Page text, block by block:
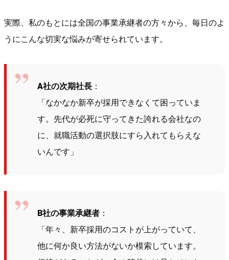
実際、私のもとには全国の事業承継者の方々から、毎日のよ
うにこんな切実な悩みが寄せられています。
A社の次期社長 ：
「なかなか新卒が採用できなくて困っていま
す。先代が必死に守ってきた誇れる会社なの
に、就職活動の選択肢にすら入れてもらえな
いんです」
B社の事業承継者 ：
「年々、新卒採用のコストが上がっていて、
他に何か良い方法がないか模索しています。